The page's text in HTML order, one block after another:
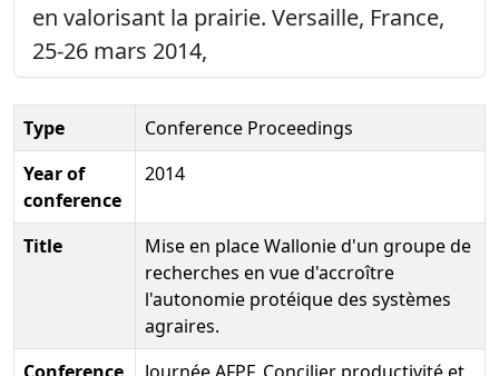
en valorisant la prairie. Versaille, France,
25-26 mars 2014,
Type
Conference Proceedings
Year of
conference
2014
Title
Mise en place Wallonie d'un groupe de
recherches en vue d'accroître
l'autonomie protéique des systèmes
agraires.
Conference
Journée AFPF, Concilier productivité et